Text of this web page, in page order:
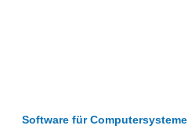
Software für Computersysteme